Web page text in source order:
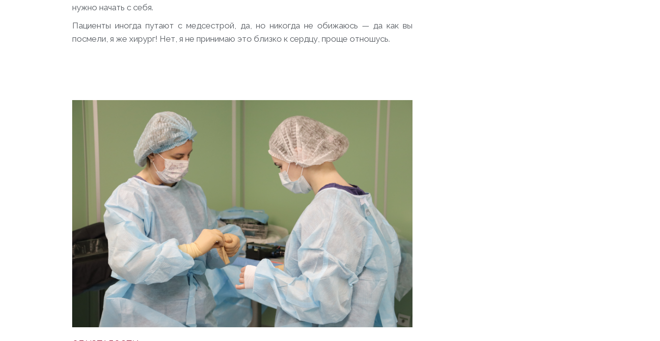
нужно начать с себя.
Пациенты иногда путают с медсестрой, да, но никогда не обижаюсь — да как вы
посмели, я же хирург! Нет, я не принимаю это близко к сердцу, проще отношусь.